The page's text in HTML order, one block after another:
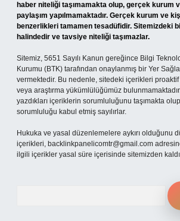
haber niteliği taşımamakta olup, gerçek kurum
paylaşım yapılmamaktadır. Gerçek kurum ve
benzerlikleri tamamen tesadüfidir. Sitemizdeki
halindedir ve tavsiye niteliği taşımazlar.
Sitemiz, 5651 Sayılı Kanun gereğince Bilgi
Kurumu (BTK) tarafından onaylanmış bir Yer
vermektedir. Bu nedenle, sitedeki içerikleri
veya araştırma yükümlülüğümüz
yazdıkları içeriklerin sorumluluğunu taşımakta
sorumluluğu kabul etmiş sayılırlar.
Hukuka ve yasal düzenlemelere aykırı olduğunu
içerikleri, backlinkpanelicomtr@gmail.com
ilgili içerikler yasal süre içerisinde sitemizden